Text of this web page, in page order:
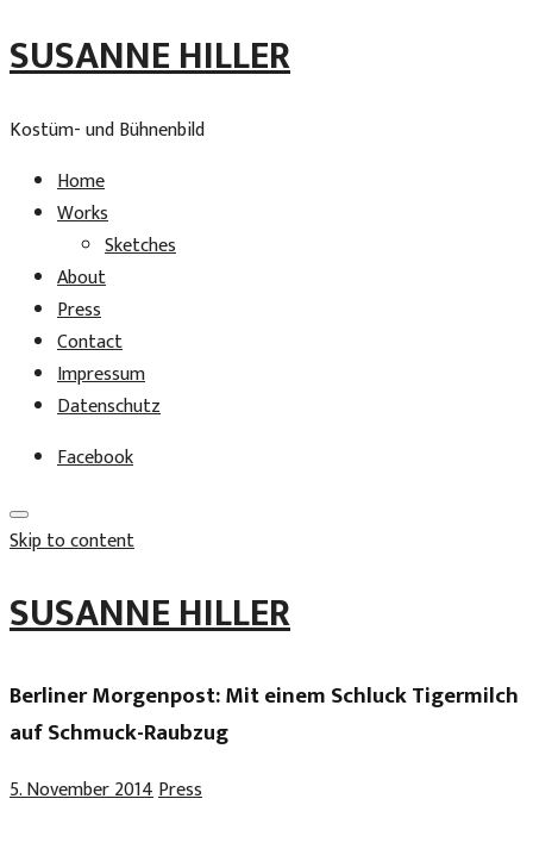
SUSANNE HILLER
Kostüm- und Bühnenbild
Home
Works
Sketches
About
Press
Contact
Impressum
Datenschutz
Facebook
Skip to content
SUSANNE HILLER
Berliner Morgenpost: Mit einem Schluck Tigermilch
auf Schmuck-Raubzug
5. November 2014Press